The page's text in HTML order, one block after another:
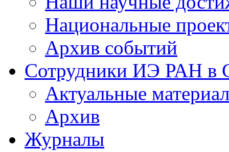
Национальные
Архив событий
Сотрудники ИЭ РАН
Актуальные
Архив
Журналы